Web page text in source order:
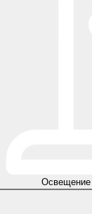
Освещение